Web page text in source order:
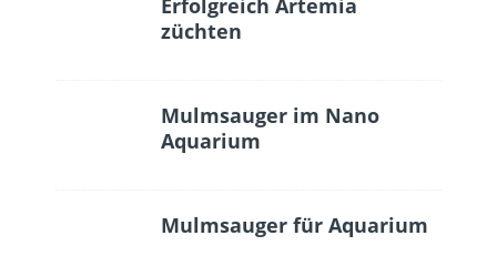
Erfolgreich Artemia
züchten
Mulmsauger im Nano
Aquarium
Mulmsauger für Aquarium